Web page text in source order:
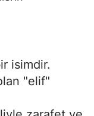
isimdir.
"elif"